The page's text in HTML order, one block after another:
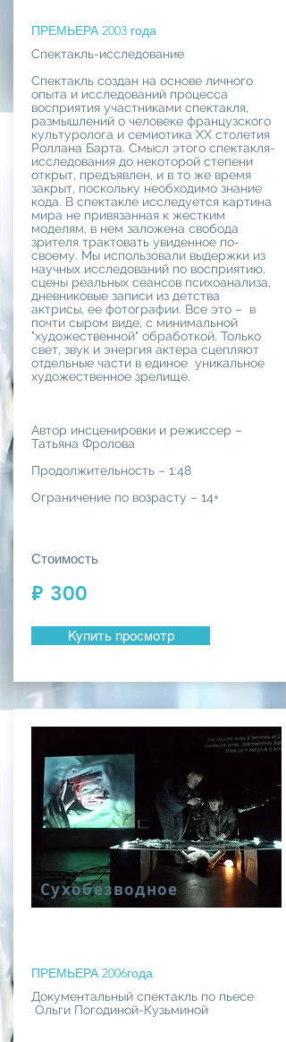
ПРЕМЬЕРА 2003 года
Спектакль-исследование
Спектакль создан на основе личного
опыта и исследований процесса
восприятия участниками спектакля,
размышлений о человеке французского
культуролога и семиотика ХХ столетия
Роллана Барта. Смысл этого спектакля-
исследования до некоторой степени
открыт, предъявлен, и в то же время
закрыт, поскольку необходимо знание
кода. В спектакле исследуется картина
мира не привязанная к жестким
моделям, в нем заложена свобода
зрителя трактовать увиденное по-
своему. Мы использовали выдержки из
научных исследований по восприятию,
сцены реальных сеансов психоанализа,
дневниковые записи из детства
актрисы, ее фотографии. Все это – в
почти сыром виде, с минимальной
"художественной" обработкой. Только
свет, звук и энергия актера сцепляют
отдельные части в единое уникальное
художественное зрелище.
Автор инсценировки и режиссер –
Татьяна Фролова
Продолжительность – 1:48
Ограничение по возрасту – 14+
Стоимость
₽ 300
Купить просмотр
Сухобезводное
ПРЕМЬЕРА 2006года
Документальный спектакль по пьесе
Ольги Погодиной-Кузьминой